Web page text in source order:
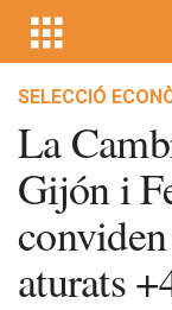
SELECCIÓ
La
Gijón i
aturats